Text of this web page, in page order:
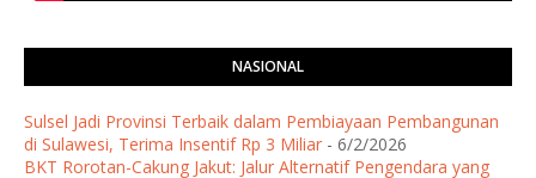
NASIONAL
Sulsel Jadi Provinsi Terbaik dalam Pembiayaan Pembangunan
di Sulawesi, Terima Insentif Rp 3 Miliar - 6/2/2026
BKT Rorotan-Cakung Jakut: Jalur Alternatif Pengendara yang